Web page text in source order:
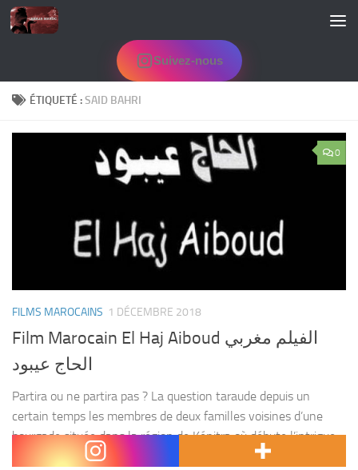
Skip to content
Suivez-nous
ÉTIQUETÉ :SAID BAHRI
0
FILMS MAROCAINS 1 DÉCEMBRE 2018
Film Marocain El Haj Aiboud الفيلم مغربي
الحاج عيبود
Partira ou ne partira pas ? La question taraude depuis un
certain temps les membres de deux familles voisines d’une
bourgade située dans la région de Kénitra où débute l’intrigue
du film. D’abord, les...